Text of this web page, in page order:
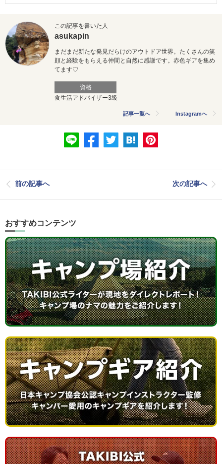
この記事を書いた人
asukapin
まだまだ新たな発見だらけのアウトドア世界。たくさんの笑
顔と経験をもらえる仲間と自然に感謝です。赤色ギアを集め
てます♡
資格
食生活アドバイザー3級
記事一覧へ Instagramへ
前の記事へ 次の記事へ
おすすめコンテンツ